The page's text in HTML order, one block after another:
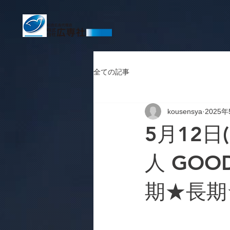
全ての記事
5月12日
人
期★長
kousensya 2025